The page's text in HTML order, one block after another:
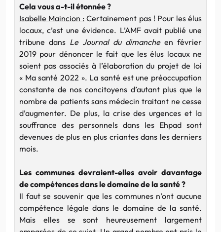
Cela vous a-t-il étonnée ?
Isabelle Maincion : Certainement pas ! Pour les élus
locaux, c’est une évidence. L’AMF avait publié une
tribune dans Le Journal du dimancheen février
2019 pour dénoncer le fait que les élus locaux ne
soient pas associés à l’élaboration du projet de loi
« Ma santé 2022 ». La santé est une préoccupation
constante de nos concitoyens d’autant plus que le
nombre de patients sans médecin traitant ne cesse
d’augmenter. De plus, la crise des urgences et la
souffrance des personnels dans les Ehpad sont
devenues de plus en plus criantes dans les derniers
mois.
Les communes devraient-elles avoir davantage
de compétences dans le domaine de la santé ?
Il faut se souvenir que les communes n’ont aucune
compétence légale dans le domaine de la santé.
Mais elles se sont heureusement largement